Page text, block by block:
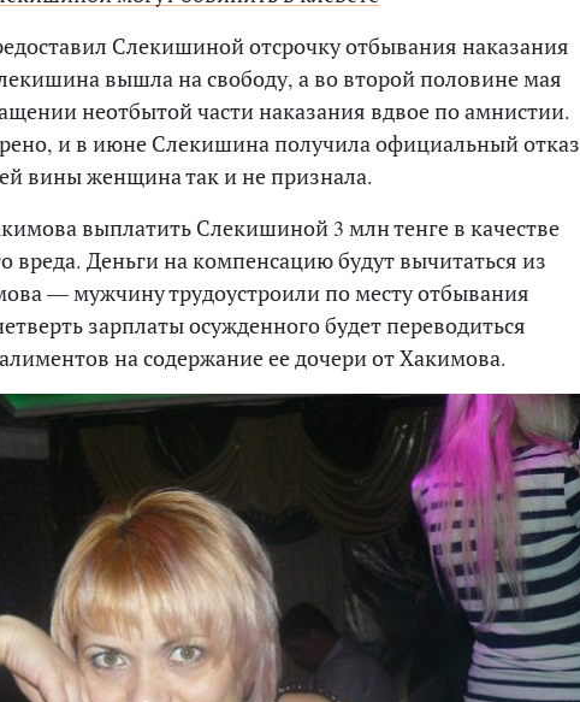
Слекишиной отсрочку отбывания наказания
вышла на свободу, а во второй половине мая
неотбытой части наказания вдвое по амнистии.
и в июне Слекишина получила официальный отказ
вины женщина так и не признала.
выплатить Слекишиной 3 млн тенге в качестве
вреда. Деньги на компенсацию будут вычитаться из
— мужчину трудоустроили по месту отбывания
зарплаты осужденного будет переводиться
на содержание ее дочери от Хакимова.